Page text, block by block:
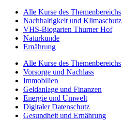
Alle Kurse des Themenbereichs
Nachhaltigkeit und Klimaschutz
VHS-Biogarten Thurner Hof
Naturkunde
Ernährung
Alle Kurse des Themenbereichs
Vorsorge und Nachlass
Immobilien
Geldanlage und Finanzen
Energie und Umwelt
Digitaler Datenschutz
Gesundheit und Ernährung